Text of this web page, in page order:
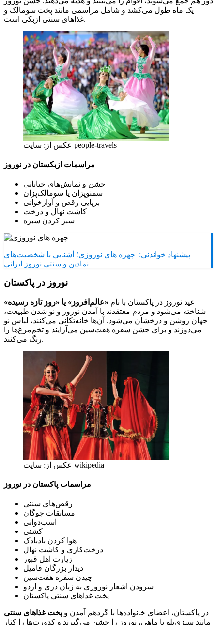
یک ماه طول می‌کشد و شامل مراسمی مانند پخت سومالک و
غذاهای سنتی ازبکی است.
عکس از: سایت people-travels
مراسمات ازبکستان در نوروز
جشن و نمایش‌های خیابانی
سمنوپزان یا سومالک‌پزان
برپایی رقص و آوازخوانی
کاشت نهال و درخت
سبز کردن سبزه
پیشنهاد خواندنی: چهره های نوروزی؛ آشنایی با شخصیت‌های
نمادین و سنتی نوروز ایرانی
نوروز در پاکستان
عید نوروز در پاکستان با نام «عالم‌افروز» یا «روز تازه رسیده»
شناخته می‌شود و مردم معتقدند با آمدن نوروز و نو شدن طبیعت،
جهان روشن و درخشان می‌شود. آن‌ها خانه‌تکانی می‌کنند، لباس نو
می‌دوزند و برای جشن سفره هفت‌سین می‌آرایند و تخم‌مرغ‌ها را
رنگ می‌کنند.
عکس از: سایت wikipedia
مراسمات پاکستان در نوروز
رقص‌های سنتی
مسابقات چوگان
اسب‌دوانی
کشتی
هوا کردن بادبادک
درخت‌کاری و کاشت نهال
زیارت اهل قبور
دیدار بزرگان فامیل
چیدن سفره هفت‌سین
سرودن اشعار نوروزی به زبان دری و اردو
پخت غذاهای سنتی پاکستان
در پاکستان، اعضای خانواده‌ها با گردهم آمدن و پخت غذاهای سنتی
مانند سبزی‌پلو با ماهی، نوروز را جشن می‌گیرند و کدورت‌ها را کنار